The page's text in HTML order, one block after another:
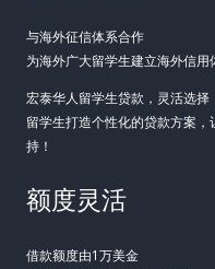
与海外征信体系合作
为海外广大留学生建立海外信用
宏泰华人留学生贷款，灵活选
留学生打造个性化的贷款方案
持！
额度灵活
借款额度由1万美金